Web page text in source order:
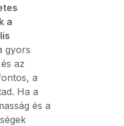
a
gyors
az
a
Ha a
és a